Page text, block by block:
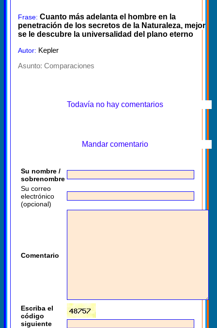
Frase: Cuanto más adelanta el hombre en la
penetración de los secretos de la Naturaleza, mejor
se le descubre la universalidad del plano eterno
Autor: Kepler
Asunto: Comparaciones
Todavía no hay comentarios
Mandar comentario
Su nombre /
sobrenombre
Su correo
electrónico
(opcional)
Comentario
Escriba el
código
siguiente